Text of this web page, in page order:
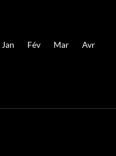
Jan Fév Mar Avr